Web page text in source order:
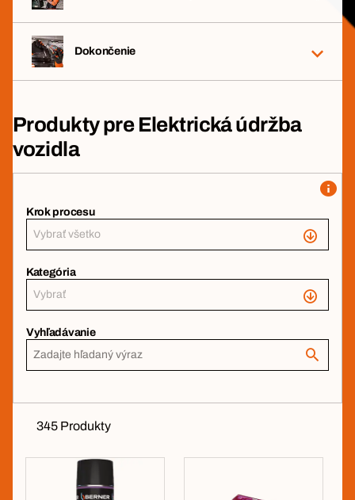
Dokončenie
Produkty pre Elektrická údržba
vozidla
Krok procesu
Vybrať všetko
Kategória
Vybrať
Vyhľadávanie
345 Produkty